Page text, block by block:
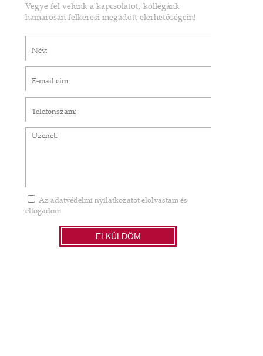
Vegye fel velünk a kapcsolatot, kollégánk
hamarosan felkeresi megadott elérhetőségein!
Üzenet
Az adatvédelmi nyilatkozatotelolvastam és
elfogadom
ELKÜLDÖM